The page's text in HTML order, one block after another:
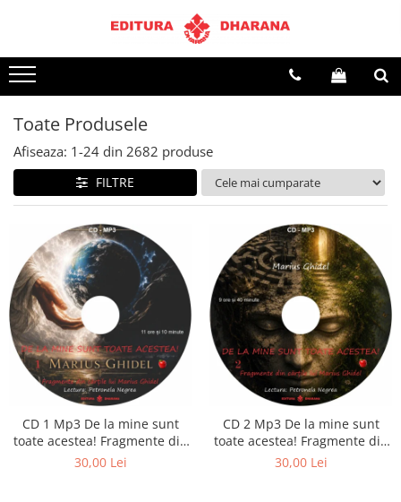
Terapii
Dietoterapie
Toate Produsele
Afiseaza: 1-24 din 2682 produse
FILTRE
CD 1 Mp3 De la mine sunt
toate acestea! Fragmente din
cărțile lui Marius Ghidel
30,00 Lei
CD 2 Mp3 De la mine sunt
toate acestea! Fragmente din
cărțile lui Marius Ghidel
30,00 Lei